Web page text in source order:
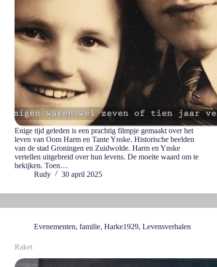
Enige tijd geleden is een prachtig filmpje gemaakt over het
leven van Oom Harm en Tante Ynske. Historische beelden
van de stad Groningen en Zuidwolde. Harm en Ynske
vertellen uitgebreid over hun levens. De moeite waard om te
bekijken. Toen…
Rudy
30 april 2025
Evenementen, familie, Harke1929, Levensverhalen
Raket